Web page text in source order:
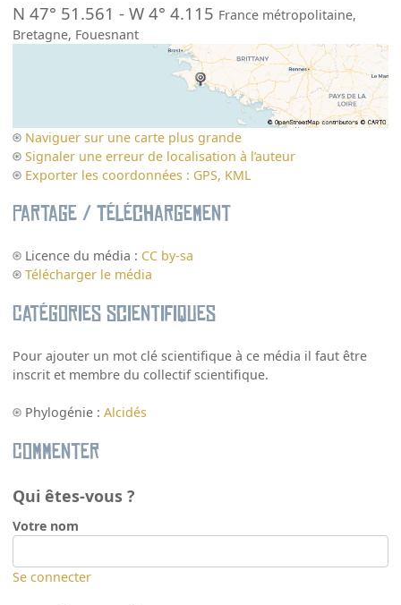
N 47° 51.561 -W 4° 4.115 France métropolitaine,
Bretagne, Fouesnant
Naviguer sur une carte plus grande
Signaler une erreur de localisation à l’auteur
Exporter les coordonnées : GPS, KML
Partage / Téléchargement
Licence du média : CC by-sa
Télécharger le média
Catégories scientifiques
Pour ajouter un mot clé scientifique à ce média il faut être
inscrit et membre du collectif scientifique.
Phylogénie :Alcidés
Commenter
Qui êtes-vous ?
Votre nom
Se connecter